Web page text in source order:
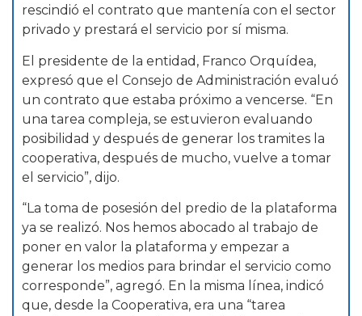
rescindió el contrato que mantenía con el sector
privado y prestará el servicio por sí misma.
El presidente de la entidad, Franco Orquídea,
expresó que el Consejo de Administración evaluó
un contrato que estaba próximo a vencerse. “En
una tarea compleja, se estuvieron evaluando
posibilidad y después de generar los tramites la
cooperativa, después de mucho, vuelve a tomar
el servicio”, dijo.
“La toma de posesión del predio de la plataforma
ya se realizó. Nos hemos abocado al trabajo de
poner en valor la plataforma y empezar a
generar los medios para brindar el servicio como
corresponde”, agregó. En la misma línea, indicó
que, desde la Cooperativa, era una “tarea